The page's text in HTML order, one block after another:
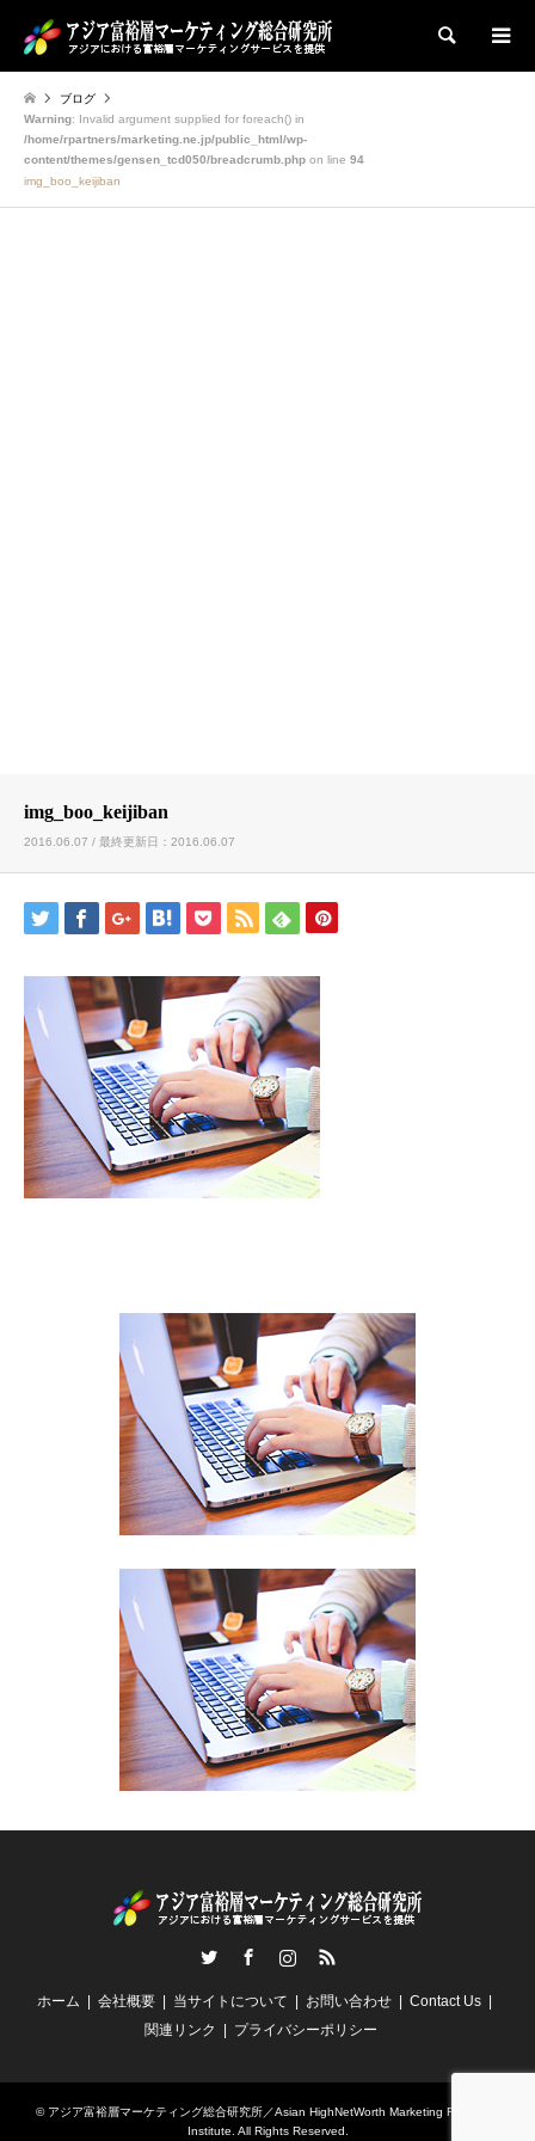
検索
ブログ
Warning: Invalid argument supplied for foreach() in
/home/rpartners/marketing.ne.jp/public_html/wp-
content/themes/gensen_tcd050/breadcrumb.php on line 94
img_boo_keijiban
img_boo_keijiban
2016.06.07 / 最終更新日：2016.06.07
RSS
ホーム 会社概要 当サイトについて お問い合わせ
Contact Us
関連リンク
プライバシーポリシー
© アジア富裕層マーケティング総合研究所／Asian HighNetWorth Marketing Research
Institute . All Rights Reserved.